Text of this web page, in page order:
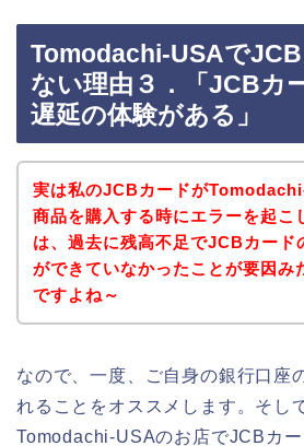
Tomodachi-USAでJCB
ない理由３．「JCBカ
遅延の体験がある」
実は私のJCBカードが
商品を購入する時にエラーを起こ
は、過去に残高不足でJCBカード
ができていなかったことが要因み
ですよね～
なので、一度、ご自身の銀行口座
れることをオススメします。そし
Tomodachi-USAのお店でJCBカ